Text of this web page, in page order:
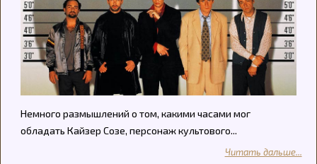
Немного размышлений о том, какими часами мог
обладать Кайзер Созе, персонаж культового...
Читать дальше...